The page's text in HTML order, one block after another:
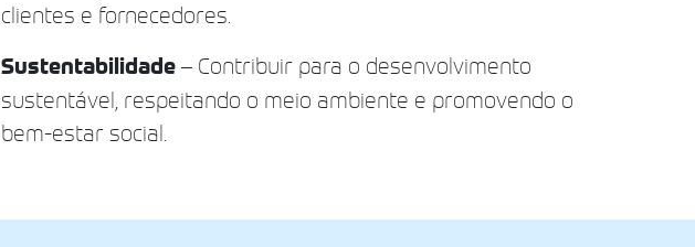
clientes e fornecedores.
Sustentabilidade – Contribuir para o desenvolvimento
sustentável, respeitando o meio ambiente e promovendo o
bem-estar social.